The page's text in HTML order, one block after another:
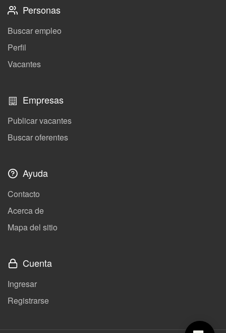
Personas
Buscar empleo
Perfil
Vacantes
Empresas
Publicar vacantes
Buscar oferentes
Ayuda
Contacto
Acerca de
Mapa del sitio
Cuenta
Ingresar
Registrarse